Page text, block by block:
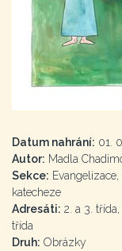
Datum nahrání: 01.
Autor: Madla
Sekce:
katecheze
Adresáti: 2. a 3.
třída
Druh: Obrázky